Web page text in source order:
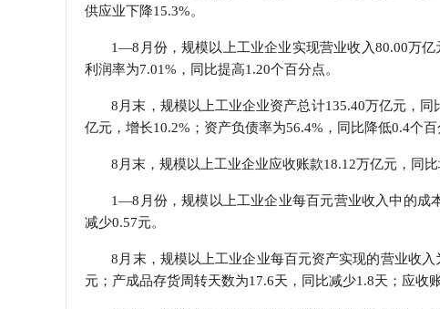
供应业下降15.3%。
1—8月份，规模以上工业企业实现营业收入80.00万
利润率为7.01%，同比提高1.20个百分点。
8月末，规模以上工业企业资产总计135.40万亿元，
亿元，增长10.2%；资产负债率为56.4%，同比降低0.4个百
8月末，规模以上工业企业应收账款18.12万亿元，同
1—8月份，规模以上工业企业每百元营业收入中的成
减少0.57元。
8月末，规模以上工业企业每百元资产实现的营业收
元；产成品存货周转天数为17.6天，同比减少1.8天；应收